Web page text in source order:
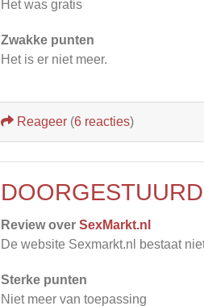
Het was gratis
Zwakke punten
Het is er niet meer.
Reageer (6 reacties)
Review over SexMarkt.nl
De website Sexmarkt.nl bestaat
Sterke punten
Niet meer van toepassing